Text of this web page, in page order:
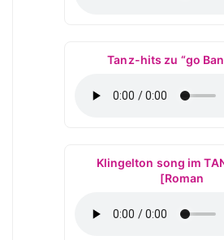
Tanz-hits zu “go
Klingelton song im
[Roman